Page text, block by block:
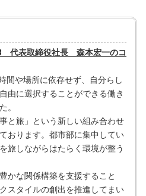
代表取締役社長 森本宏一のコ
間や場所に依存せず、自分らし
由に選択することができる働き
。
と旅」という新しい組み合わせ
おります。都市部に集中してい
旅しながらはたらく環境が整う
かな関係構築を支援すること
スタイルの創出を推進してまい